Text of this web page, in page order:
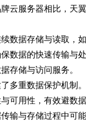
云服务器相比，天
数据存储与读取，
数据的快速传输与
存储与访问服务。
多重数据保护机制
可用性，有效避数
输与存储过程中可